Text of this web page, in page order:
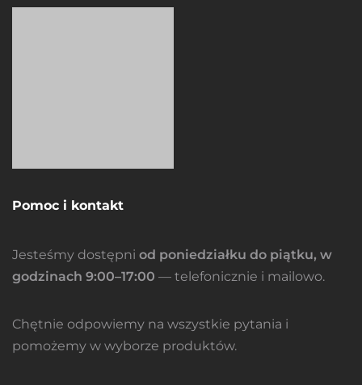
Pomoc i kontakt
Jesteśmy dostępni od poniedziałku do piątku, w
godzinach 9:00–17:00 — telefonicznie i mailowo.
Chętnie odpowiemy na wszystkie pytania i
pomożemy w wyborze produktów.